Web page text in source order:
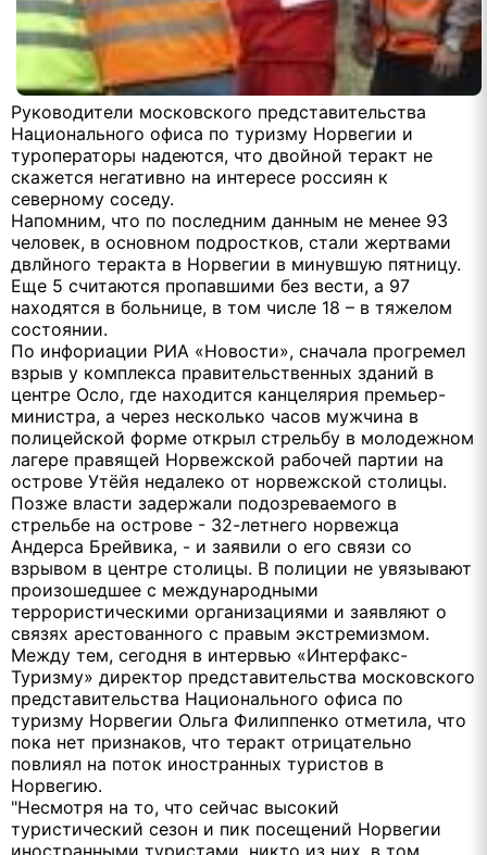
Руководители московского представительства
Национального офиса по туризму Норвегии и
туроператоры надеются, что двойной теракт не
скажется негативно на интересе россиян к
северному соседу.
Напомним, что по последним данным не менее 93
человек, в основном подростков, стали жертвами
двлйного теракта в Норвегии в минувшую пятницу.
Еще 5 считаются пропавшими без вести, а 97
находятся в больнице, в том числе 18 – в тяжелом
состоянии.
По инфориации РИА «Новости», сначала прогремел
взрыв у комплекса правительственных зданий в
центре Осло, где находится канцелярия премьер-
министра, а через несколько часов мужчина в
полицейской форме открыл стрельбу в молодежном
лагере правящей Норвежской рабочей партии на
острове Утёйя недалеко от норвежской столицы.
Позже власти задержали подозреваемого в
стрельбе на острове - 32-летнего норвежца
Андерса Брейвика, - и заявили о его связи со
взрывом в центре столицы. В полиции не увязывают
произошедшее с международными
террористическими организациями и заявляют о
связях арестованного с правым экстремизмом.
Между тем, сегодня в интервью «Интерфакс-
Туризму» директор представительства московского
представительства Национального офиса по
туризму Норвегии Ольга Филиппенко отметила, что
пока нет признаков, что теракт отрицательно
повлиял на поток иностранных туристов в
Норвегию.
"Несмотря на то, что сейчас высокий
туристический сезон и пик посещений Норвегии